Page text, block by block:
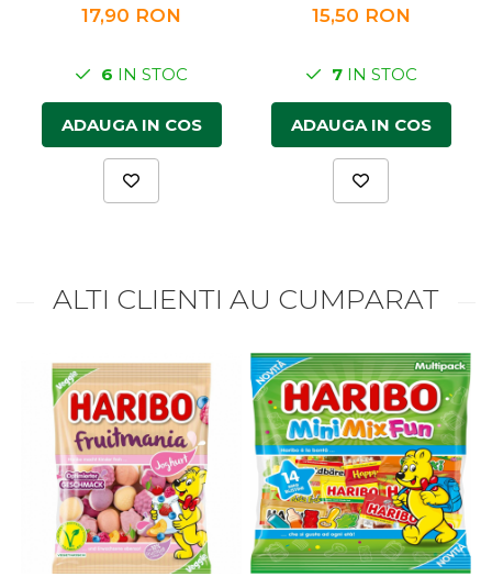
17,90 RON
6 IN STOC
ADAUGA IN COS
15,50 RON
7IN STOC
ADAUGA IN COS
ALTI CLIENTI AU CUMPARAT